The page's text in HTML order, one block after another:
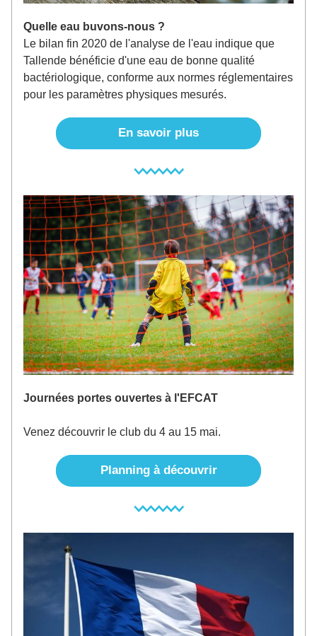
Quelle eau buvons-nous ?
Le bilan fin 2020 de l'analyse de l'eau indique que
Tallende bénéficie d'une eau de bonne qualité
bactériologique, conforme aux normes réglementaires
pour les paramètres physiques mesurés.
En savoir plus
Journées portes ouvertes à l'EFCAT
Venez découvrir le club du 4 au 15 mai.
Planning à découvrir